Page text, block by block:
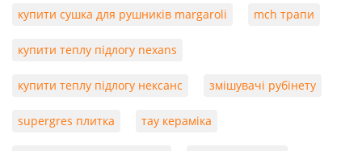
купити сушка для рушників margaroli mch трапи
купити теплу підлогу nexans
купити теплу підлогу нексанс змішувачі рубінету
supergres плитка тау кераміка